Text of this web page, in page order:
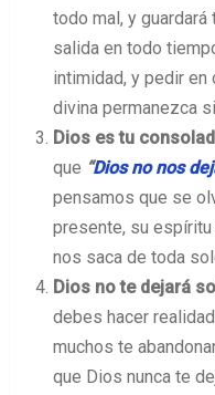
todo mal, y guardará
salida en todo
intimidad, y pedir en
divina permanezca
Dios es tu
que “Dios no nos
pensamos que se
presente, su
nos saca de toda
Dios no te dejará
debes hacer
muchos te
que Dios nunca te